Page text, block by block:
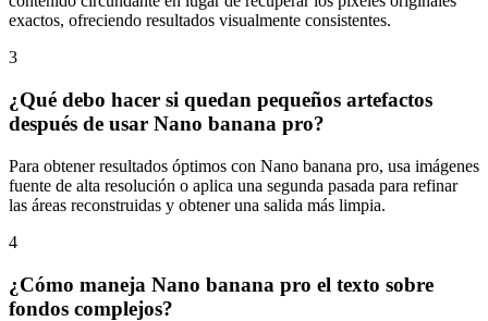
exactos, ofreciendo resultados visualmente consistentes.
3
¿Qué debo hacer si quedan pequeños artefactos
después de usar Nano banana pro?
Para obtener resultados óptimos con Nano banana pro, usa imágenes
fuente de alta resolución o aplica una segunda pasada para refinar
las áreas reconstruidas y obtener una salida más limpia.
4
¿Cómo maneja Nano banana pro el texto sobre
fondos complejos?